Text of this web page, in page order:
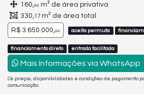
160,00 m² de área privativa
330,17 m² de área total
R$ 3.650.000,00 aceita permuta
financiamento direto entrada facilitada
Mais Informações via WhatsApp
Os preços, disponibilidades e condições de pagamento
comunicação.